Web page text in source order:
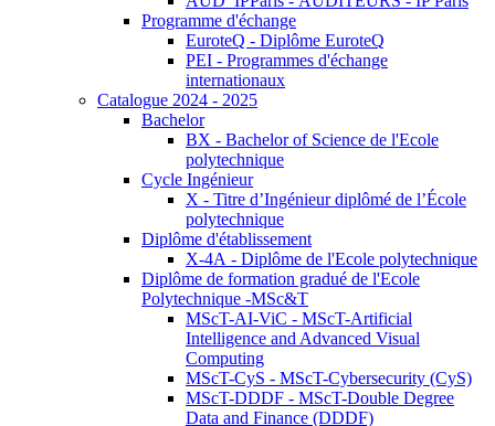
Programme d'échange
EuroteQ - Diplôme EuroteQ
PEI - Programmes d'échange
internationaux
Catalogue 2024 - 2025
Bachelor
BX - Bachelor of Science de l'Ecole
polytechnique
Cycle Ingénieur
X - Titre d’Ingénieur diplômé de l’École
polytechnique
Diplôme d'établissement
X-4A - Diplôme de l'Ecole polytechnique
Diplôme de formation gradué de l'Ecole
Polytechnique -MSc&T
MScT-AI-ViC - MScT-Artificial
Intelligence and Advanced Visual
Computing
MScT-CyS - MScT-Cybersecurity (CyS)
MScT-DDDF - MScT-Double Degree
Data and Finance (DDDF)